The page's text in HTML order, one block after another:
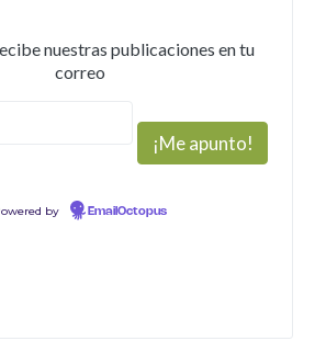
nuestras publicaciones en tu
correo
by EmailOctopus